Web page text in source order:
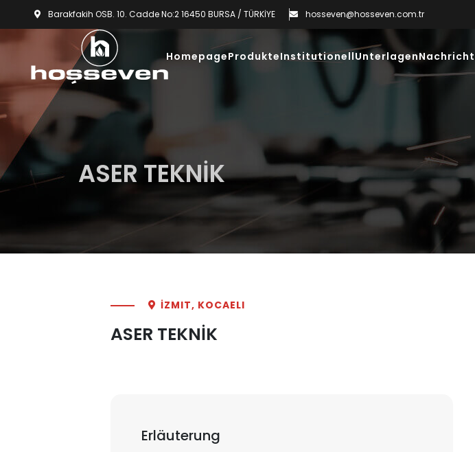
Barakfakih OSB. 10. Cadde No:2 16450 BURSA / TÜRKİYE hosseven@hosseven.com.tr
HomepageProdukteInstitutionellUnterlagenNachricht
ASER TEKNİK
İZMIT, KOCAELI
ASER TEKNİK
Erläuterung